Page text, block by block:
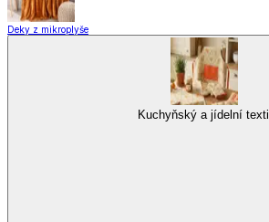
Deky z mikroplyše
Kuchyňský a jídelní textil